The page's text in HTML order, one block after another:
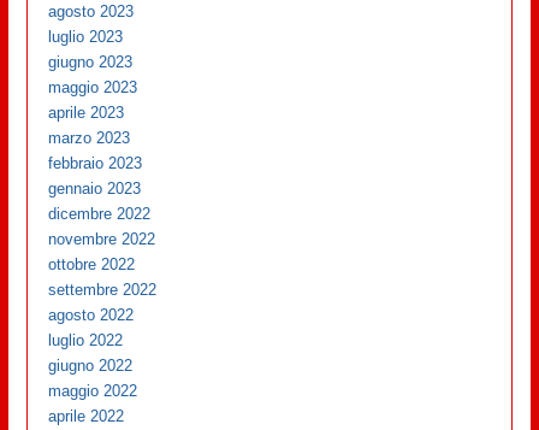
agosto 2023
luglio 2023
giugno 2023
maggio 2023
aprile 2023
marzo 2023
febbraio 2023
gennaio 2023
dicembre 2022
novembre 2022
ottobre 2022
settembre 2022
agosto 2022
luglio 2022
giugno 2022
maggio 2022
aprile 2022